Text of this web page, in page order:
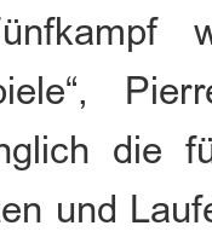
die
und